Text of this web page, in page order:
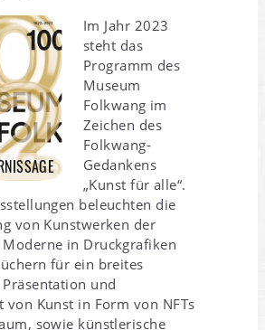
Im Jahr 2023
steht das
Programm des
Museum
Folkwang im
Zeichen des
Folkwang-
Gedankens
„Kunst für alle“.
beleuchten die
von Kunstwerken der
in Druckgrafiken
für ein breites
und
von Kunst in Form von NFTs
sowie künstlerische